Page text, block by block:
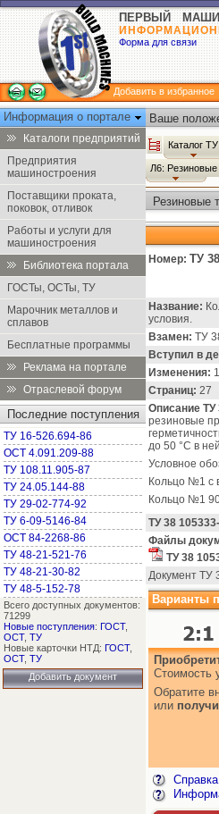
ПЕРВЫЙ
Форма для связи
Добавить в избранное
Информация о портале
Каталоги предприятий
Предприятия
машиностроения
Поставщики проката,
поковок, отливок
Работы и услуги для
машиностроения
Библиотека портала
ГОСТы, ОСТы, ТУ
Марочник металлов и
сплавов
Бесплатные программы
Реклама на портале
Отраслевой форум
Последние поступления
ТУ 16-526.694-86
ОСТ 4.091.209-88
ТУ 108.11.905-87
ТУ 24.05.144-88
ТУ 29-02-774-92
ТУ 6-09-5146-84
ОСТ 84-2268-86
ТУ 48-21-521-76
ТУ 48-21-30-82
ТУ 48-5-152-78
Всего доступных документов:
71299
Новые поступления: ГОСТ,
ОСТ, ТУ
Новые карточки НТД: ГОСТ,
ОСТ, ТУ
Добавить документ
Ваше
Каталог ТУ
Л6: Резиновые
Резиновые
Номер: ТУ
Название:
условия.
Взамен: ТУ
Вступил в
Изменения:
Страниц: 27
Описание ТУ
резиновые
до 50 °C в
Условное
Кольцо №1 с
Кольцо №1
ТУ 38
Файлы
ТУ 38
Документ ТУ
Варианты
Стоимость
Обратите
или